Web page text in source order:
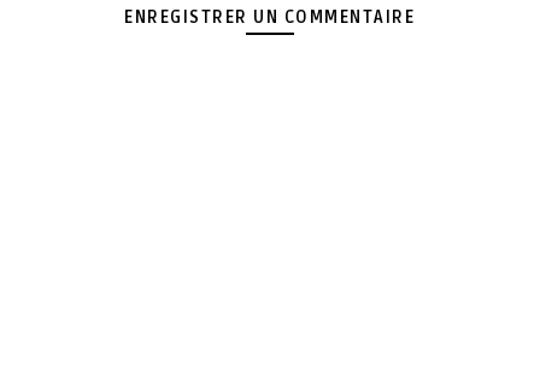
ENREGISTRER UN COMMENTAIRE